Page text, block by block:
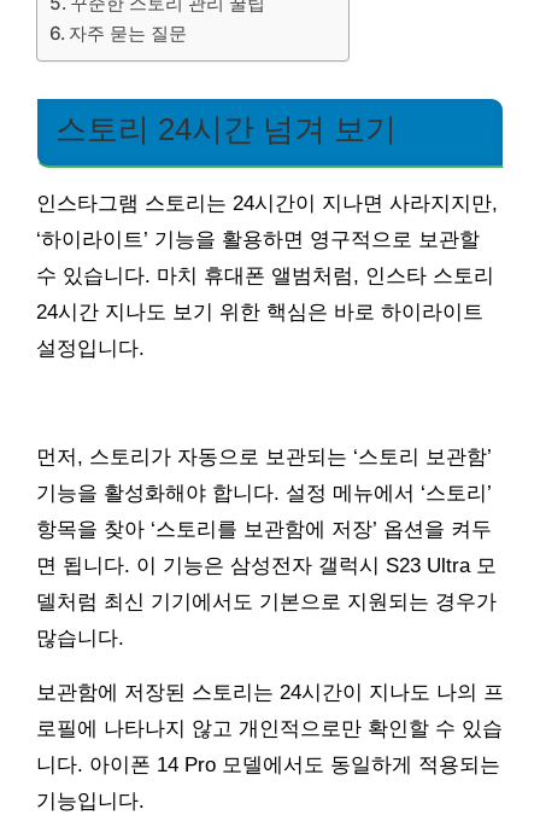
자주 묻는 질문
스토리 24시간 넘겨 보기
인스타그램 스토리는 24시간이 지나면 사라지지만,
‘하이라이트’ 기능을 활용하면 영구적으로 보관할
수 있습니다. 마치 휴대폰 앨범처럼, 인스타 스토리
24시간 지나도 보기 위한 핵심은 바로 하이라이트
설정입니다.
먼저, 스토리가 자동으로 보관되는 ‘스토리 보관함’
기능을 활성화해야 합니다. 설정 메뉴에서 ‘스토리’
항목을 찾아 ‘스토리를 보관함에 저장’ 옵션을 켜두
면 됩니다. 이 기능은 삼성전자 갤럭시 S23 Ultra 모
델처럼 최신 기기에서도 기본으로 지원되는 경우가
많습니다.
보관함에 저장된 스토리는 24시간이 지나도 나의 프
로필에 나타나지 않고 개인적으로만 확인할 수 있습
니다. 아이폰 14 Pro 모델에서도 동일하게 적용되는
기능입니다.